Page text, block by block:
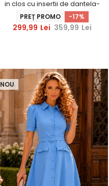
in clos cu insertii de dantela-
StarShinerS
PREȚ PROMO -17%
299,99 Lei 359,99 Lei
NOU